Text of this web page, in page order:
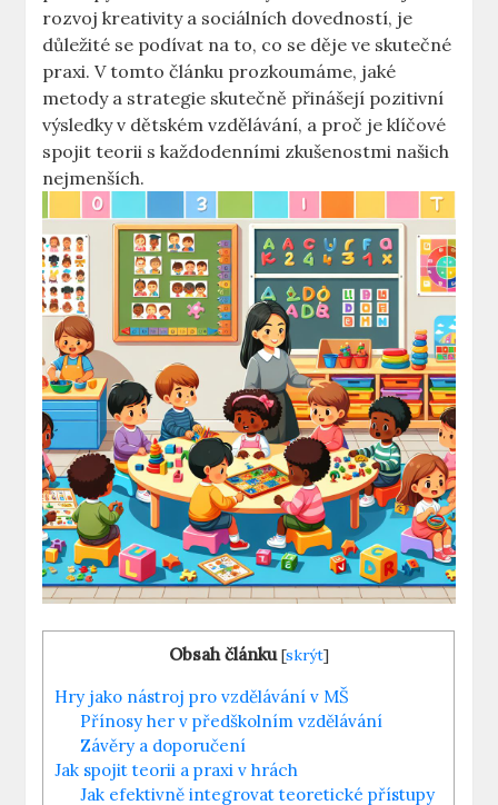
rozvoj kreativity a sociálních dovedností, je
důležité se podívat na to, co se děje ve skutečné
praxi. V tomto článku prozkoumáme, jaké
metody a strategie skutečně přinášejí pozitivní
výsledky v dětském vzdělávání, a proč je klíčové
spojit teorii s každodenními zkušenostmi našich
nejmenších.
Obsah článku [skrýt]
Hry jako nástroj pro vzdělávání v MŠ
Přínosy her v předškolním vzdělávání
Závěry a doporučení
Jak spojit teorii a praxi v hrách
Jak efektivně integrovat teoretické přístupy